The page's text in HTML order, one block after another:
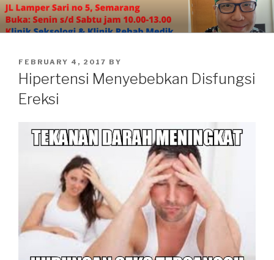
Skip
to
content
POSTED
ON
FEBRUARY 4, 2017 BY
Hipertensi Menyebebkan Disfungsi
Ereksi